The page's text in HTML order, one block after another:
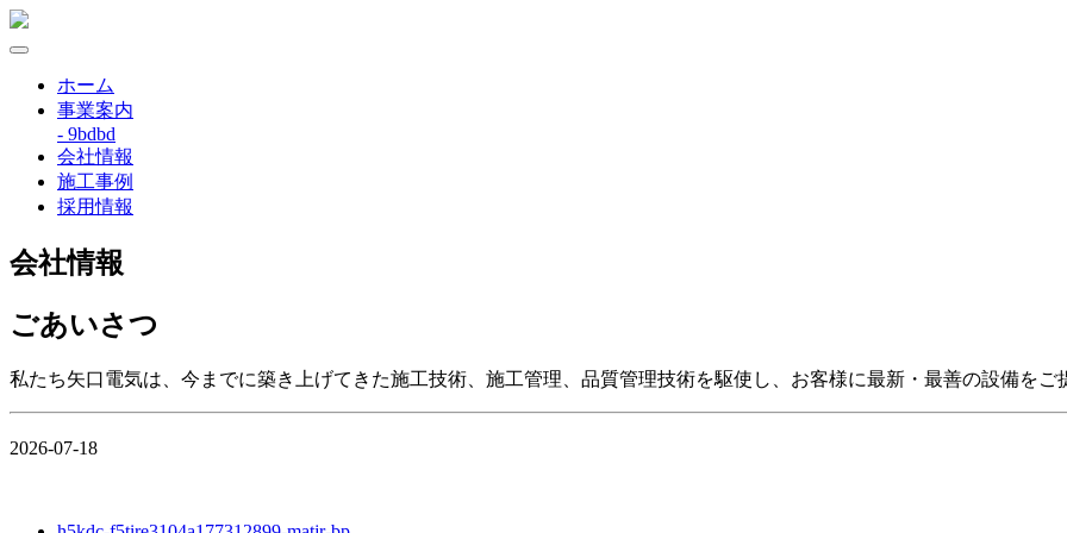
ホーム
事業案内
- 9bdbd
会社情報
施工事例
採用情報
会社情報
ごあいさつ
私たち矢口電気は、今までに築き上げてきた施工技術、施工管理、品質管理技術を駆使し、お客様に最新・最善の設備をご
2026-07-18